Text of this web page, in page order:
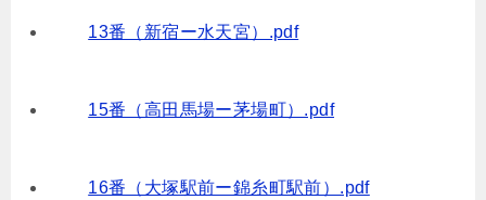
13番（新宿ー水天宮）.pdf
15番（高田馬場ー茅場町）.pdf
16番（大塚駅前ー錦糸町駅前）.pdf